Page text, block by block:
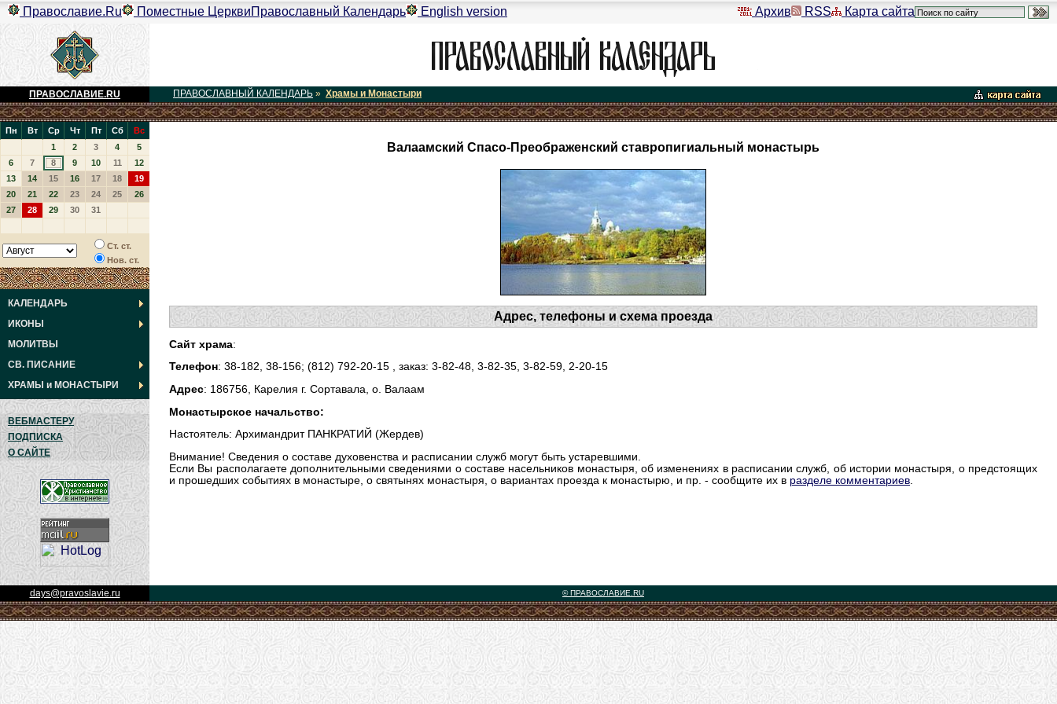
Архив RSS Карта сайта
Православие.Ru Поместные ЦерквиПравославный Календарь English version
ПРАВОСЛАВИЕ.RU ПРАВОСЛАВНЫЙ КАЛЕНДАРЬ » Храмы и Монастыри
Пн Вт Ср Чт Пт Сб
Вс
1
2 3 4
5
6
7 8 9 10 11
12
13
14 15 16 17 18
19
20
21 22 23 24 25
26
27
28 29 30 31
Ст. ст.
Нов. ст.
КАЛЕНДАРЬ
ИКОНЫ
МОЛИТВЫ
СВ. ПИСАНИЕ
ХРАМЫ и МОНАСТЫРИ
ВЕБМАСТЕРУ
ПОДПИСКА
О САЙТЕ
Валаамский Спасо-Преображенский ставропигиальный монастырь
Адрес, телефоны и схема проезда
Сайт храма:
Телефон: 38-182, 38-156; (812) 792-20-15 , заказ: 3-82-48, 3-82-35, 3-82-59, 2-20-15
Адрес: 186756, Карелия г. Сортавала, о. Валаам
Монастырское начальство:
Настоятель: Архимандрит ПАНКРАТИЙ (Жердев)
Внимание! Сведения о составе духовенства и расписании служб могут быть устаревшими.
Если Вы располагаете дополнительными сведениями о составе насельников монастыря, об изменениях в расписании служб, об истории монастыря, о предстоящих
и прошедших событиях в монастыре, о святынях монастыря, о вариантах проезда к монастырю, и пр. - сообщите их в разделе комментариев
days@pravoslavie.ru © ПРАВОСЛАВИЕ.RU